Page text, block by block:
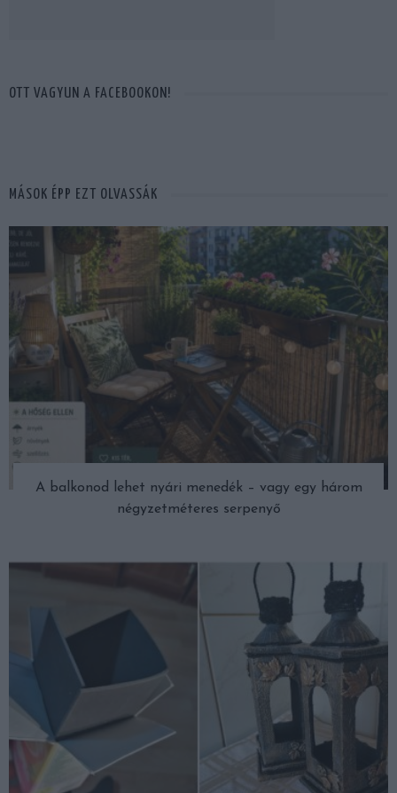
OTT VAGYUN A FACEBOOKON!
MÁSOK ÉPP EZT OLVASSÁK
A balkonod lehet nyári menedék – vagy egy három
négyzetméteres serpenyő